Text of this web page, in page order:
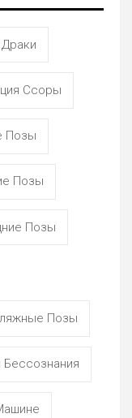
Ссоры
Позы
Позы
Позы
Позы